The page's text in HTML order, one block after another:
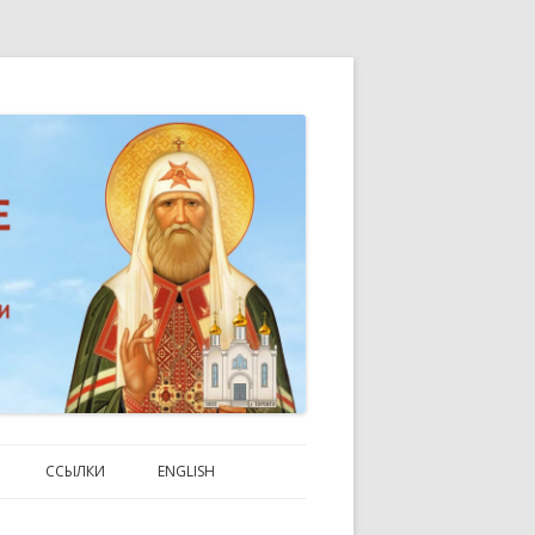
Toronto
ССЫЛКИ ENGLISH